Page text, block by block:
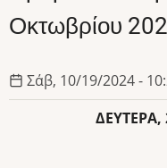
Οκτωβρίου
Σάβ, 10/19/2024 -
ΔΕΥΤΕΡΑ,